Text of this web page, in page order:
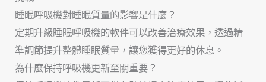
睡眠呼吸機對睡眠質量的影響是什麼？
定期升級睡眠呼吸機的軟件可以改善治療效果，透過精
準調節提升整體睡眠質量，讓您獲得更好的休息。
為什麼保持呼吸機更新至關重要？